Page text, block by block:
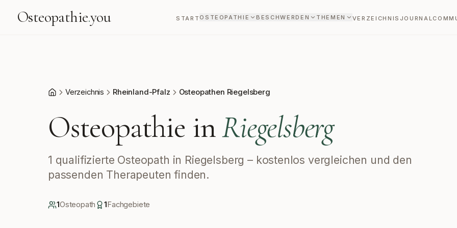
Osteopathie.you START OSTEOPATHIE BESCHWERDEN THEMEN VERZEICHNIS JOURNAL
Start Verzeichnis Rheinland-Pfalz Osteopathen Riegelsberg
Osteopathie inRiegelsberg
1 qualifizierte Osteopath in Riegelsberg – kostenlos vergleichen und den
passenden Therapeuten finden.
1Osteopath 1Fachgebiete